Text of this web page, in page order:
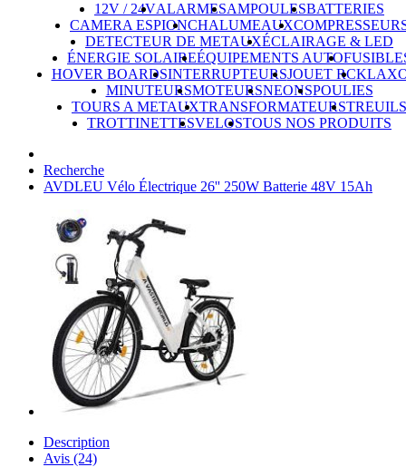
12V / 24VALARMESAMPOULESBATTERIES
CAMERA ESPIONCHALUMEAUX
DETECTEUR DE METAUXÉCLAIRAGE & LED
ÉNERGIE SOLAIREÉQUIPEMENTS AUTO
HOVER BOARDSINTERRUPTEURSJOUET RC
MINUTEURSMOTEURSNEONSPOULIES
TOURS A METAUXTRANSFORMATEURSTREUILS
TROTTINETTESVELOSTOUS NOS PRODUITS
Recherche
AVDLEU Vélo Électrique 26'' 250W Batterie 48V 15Ah
Description
Avis (24)